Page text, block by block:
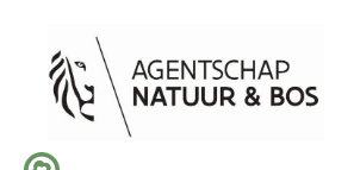
Acties